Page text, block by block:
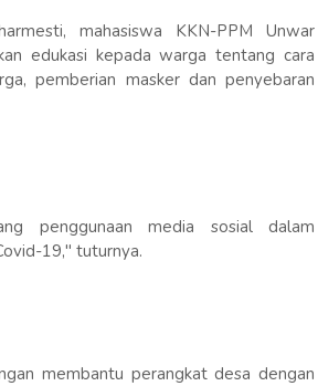
mahasiswa KKN-PPM Unwar
edukasi kepada warga tentang cara
pemberian masker dan penyebaran
penggunaan media sosial dalam
19," tuturnya.
membantu perangkat desa dengan